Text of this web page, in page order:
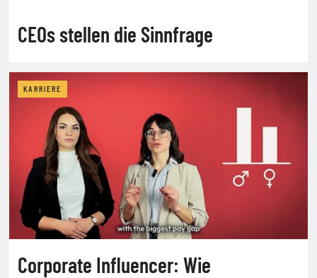
CEOs stellen die Sinnfrage
KARRIERE
Corporate Influencer: Wie